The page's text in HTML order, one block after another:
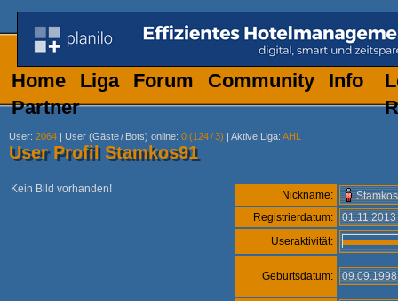
Home Liga Forum Community
Info
Partner
User: 2064 | User (Gäste/ Bots) online: 0 (124/3) | Aktive Liga: AHL
User Profil Stamkos91
Kein Bild vorhanden! Nickname:
Registrierdatum:
Useraktivität:
Geburtsdatum: